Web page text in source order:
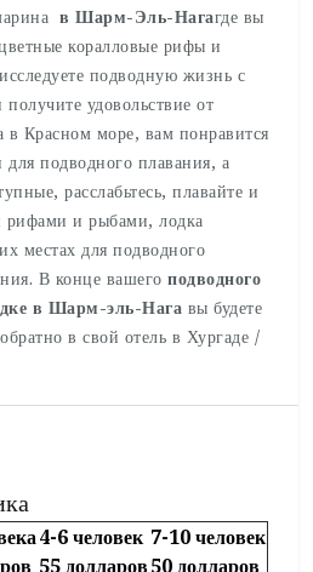
в Шарм-Эль-Нагагде вы
коралловые рифы и
подводную жизнь с
удовольствие от
в Красном море, вам понравится
для подводного плавания, а
расслабьтесь, плавайте и
рифами и рыбами, лодка
местах для подводного
В конце вашего подводного
в Шарм-эль-Нага вы будете
в свой отель в Хургаде /
4-6 человек 7-10 человек
55 долларов50 долларов